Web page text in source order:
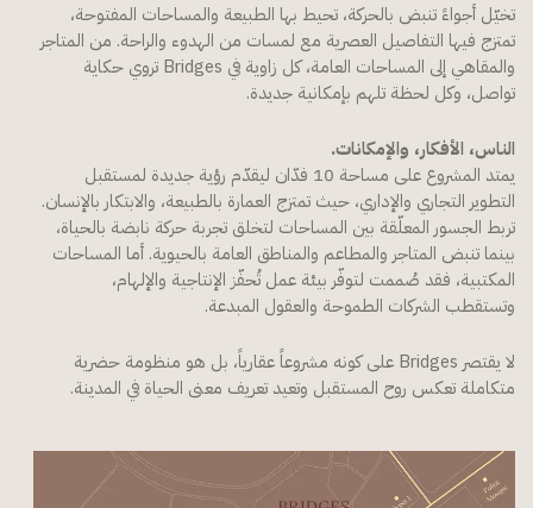
تخيّل أجواءً تنبض بالحركة، تحيط بها الطبيعة والمساحات المفتوحة،
تمتزج فيها التفاصيل العصرية مع لمسات من الهدوء والراحة. من المتاجر
والمقاهي إلى المساحات العامة، كل زاوية في Bridges تروي حكاية
تواصل، وكل لحظة تلهم بإمكانية جديدة.
الناس، الأفكار، والإمكانات.
يمتد المشروع على مساحة 10 فدّان ليقدّم رؤية جديدة لمستقبل
التطوير التجاري والإداري، حيث تمتزج العمارة بالطبيعة، والابتكار بالإنسان.
تربط الجسور المعلّقة بين المساحات لتخلق تجربة حركة نابضة بالحياة،
بينما تنبض المتاجر والمطاعم والمناطق العامة بالحيوية. أما المساحات
المكتبية، فقد صُممت لتوفّر بيئة عمل تُحفّز الإنتاجية والإلهام،
وتستقطب الشركات الطموحة والعقول المبدعة.
لا يقتصر Bridges على كونه مشروعاً عقارياً، بل هو منظومة حضرية
متكاملة تعكس روح المستقبل وتعيد تعريف معنى الحياة في المدينة.